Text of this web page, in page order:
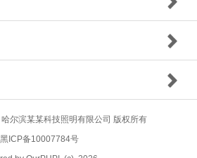
尔滨某某科技照明有限公司 版权所有
黑ICP备10007784号